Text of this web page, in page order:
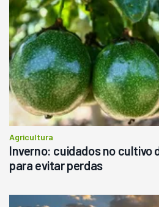
R$ 145.000
Consultar
Agricultura
Inverno: cuidados no cultivo
para evitar perdas